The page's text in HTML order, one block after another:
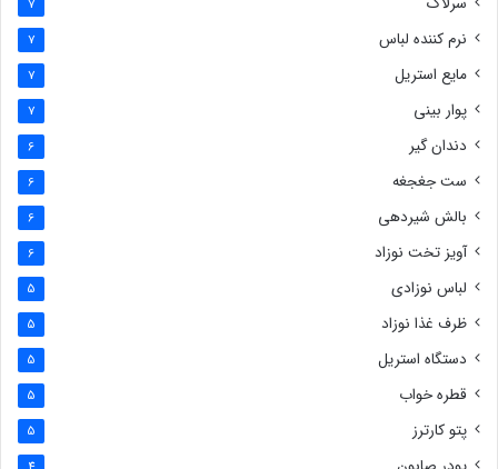
7
نرم کننده لباس 7
مایع استریل 7
پوار بینی 7
دندان گیر 6
ست جغجغه 6
بالش شیردهی 6
آویز تخت نوزاد 6
لباس نوزادی 5
ظرف غذا نوزاد 5
دستگاه استریل 5
قطره خواب 5
پتو کارترز 5